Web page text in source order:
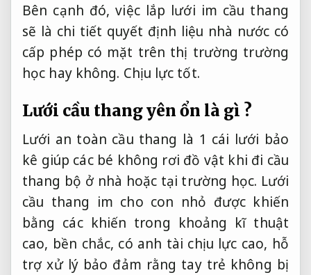
Bên cạnh đó, việc lắp lưới im cầu thang
sẽ là chi tiết quyết định liệu nhà nước có
cấp phép có mặt trên thị trường trường
học hay không. Chịu lực tốt.
Lưới cầu thang yên ổn là gì ?
Lưới an toàn cầu thang là 1 cái lưới bảo
kê giúp các bé không rơi đồ vật khi đi cầu
thang bộ ở nhà hoặc tại trường học. Lưới
cầu thang im cho con nhỏ được khiến
bằng các khiến trong khoảng kĩ thuật
cao, bền chắc, có anh tài chịu lực cao, hỗ
trợ xử lý bảo đảm rằng tay trẻ không bị